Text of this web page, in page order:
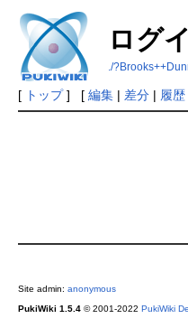
ログ
./
[ トップ] [ 編集| 差分| 履歴
Site admin: anonymous
PukiWiki 1.5.4© 2001-2022 PukiWiki